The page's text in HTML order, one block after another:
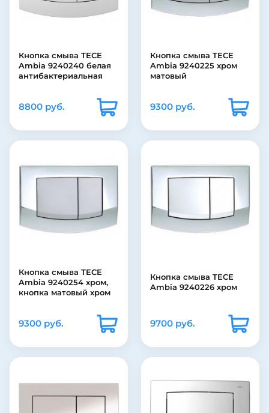
Кнопка смыва TECE
Ambia 9240240 белая
антибактериальная
8800 руб.
Кнопка смыва TECE
Ambia 9240225 хром
матовый
9300 руб.
Кнопка смыва TECE
Ambia 9240254 хром,
кнопка матовый хром
9300 руб.
Кнопка смыва TECE
Ambia 9240226 хром
9700 руб.